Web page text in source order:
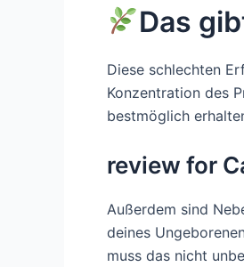
Das
Diese schlechten
Konzentration des
bestmöglich
review for
Außerdem sind
deines
muss das nicht